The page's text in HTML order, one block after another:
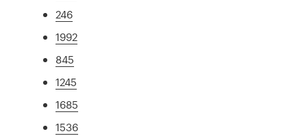
246
1992
845
1245
1685
1536